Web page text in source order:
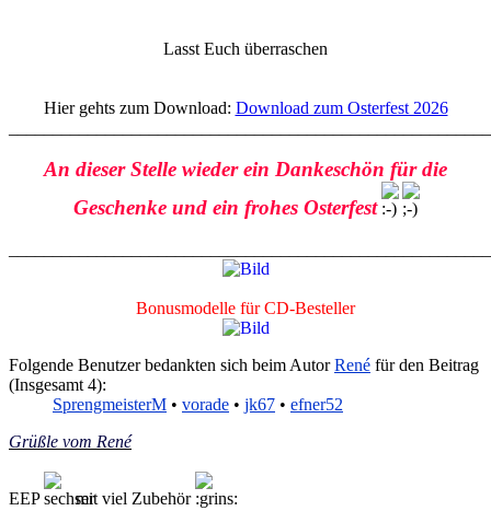
Lasst Euch überraschen
Hier gehts zum Download: Download zum Osterfest 2026
An dieser Stelle wieder ein Dankeschön für die
Geschenke und ein frohes Osterfest
Bonusmodelle für CD-Besteller
Folgende Benutzer bedankten sich beim AutorRené für den Beitrag
(Insgesamt 4):
SprengmeisterM • vorade • jk67 • efner52
Grüßle vom René
EEP mit viel Zubehör